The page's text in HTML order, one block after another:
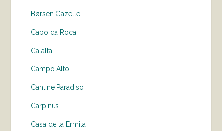
Børsen Gazelle
Cabo da Roca
Calalta
Campo Alto
Cantine Paradiso
Carpinus
Casa de la Ermita